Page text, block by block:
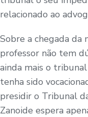
relacionado ao
Sobre a chegada da
professor não tem
ainda mais o
tenha sido
presidir o Tribunal
Zanoide espera